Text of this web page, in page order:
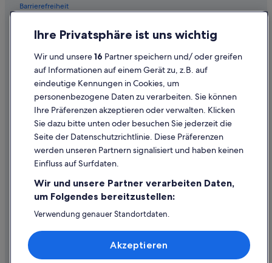
Barrierefreiheit
Rechtliche Hinweise/Kontakt
Inhaltsrichtlinien und Melden von Inhalten
Hilfe
Hilfe
Rückerstattungsprozess und Zeitrahmen
Buchen Sie einen Flug mit einer Gutschrift bei der Fluggesellschaft
Internationale Reisedokumente
Ihre Privatsphäre ist uns wichtig
Wir und unsere16 Partner speichern und/ oder greifen
auf Informationen auf einem Gerät zu, z.B. auf
eindeutige Kennungen in Cookies, um
personenbezogene Daten zu verarbeiten. Sie können
Ihre Präferenzen akzeptieren oder verwalten. Klicken
Sie dazu bitte unten oder besuchen Sie jederzeit die
Seite der Datenschutzrichtlinie. Diese Präferenzen
werden unseren Partnern signalisiert und haben keinen
Einfluss auf Surfdaten.
Wir und unsere Partner verarbeiten Daten,
um Folgendes bereitzustellen:
Verwendung genauer Standortdaten.
Speichern von oder Zugriff auf Informationen auf einem
Endgerät. Personalisierte Werbung und Inhalte, Messung
von Werbeleistung und der Performance von Inhalten,
Akzeptieren